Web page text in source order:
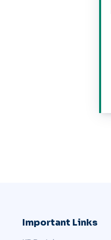
Important Links